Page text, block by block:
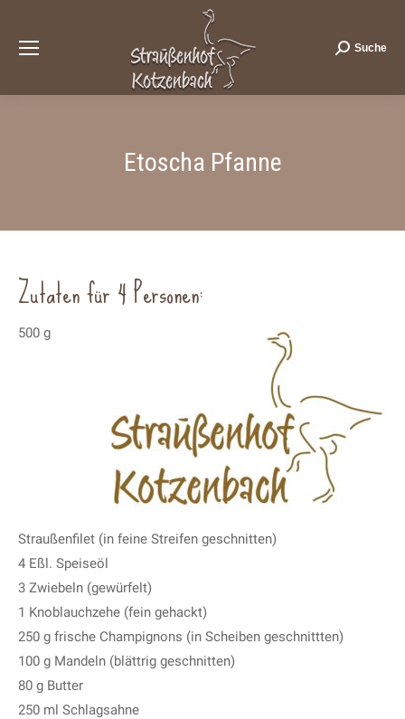
Search:
Suche
Etoscha Pfanne
Zutaten für 4 Personen:
500 g
Straußenfilet (in feine Streifen geschnitten)
4 Eßl. Speiseöl
3 Zwiebeln (gewürfelt)
1 Knoblauchzehe (fein gehackt)
250 g frische Champignons (in Scheiben geschnittten)
100 g Mandeln (blättrig geschnitten)
80 g Butter
250 ml Schlagsahne